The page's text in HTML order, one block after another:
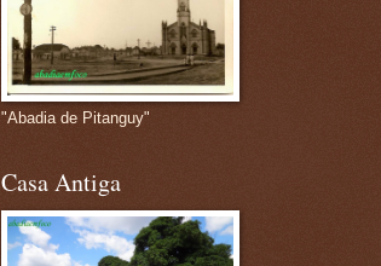
"Abadia de Pitanguy"
Casa Antiga